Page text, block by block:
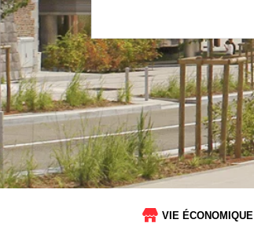
Rechercher
VIE ÉCONOMIQUE